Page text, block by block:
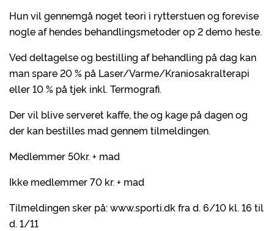
Hun vil gennemgå noget teori i rytterstuen og forevise
nogle af hendes behandlingsmetoder op 2 demo heste.
Ved deltagelse og bestilling af behandling på dag kan
man spare 20 % på Laser/Varme/Kraniosakralterapi
eller 10 % på tjek inkl. Termografi.
Der vil blive serveret kaffe, the og kage på dagen og
der kan bestilles mad gennem tilmeldingen.
Medlemmer 50kr. + mad
Ikke medlemmer 70 kr. + mad
Tilmeldingen sker på: www.sporti.dk fra d. 6/10 kl. 16 til
d. 1/11